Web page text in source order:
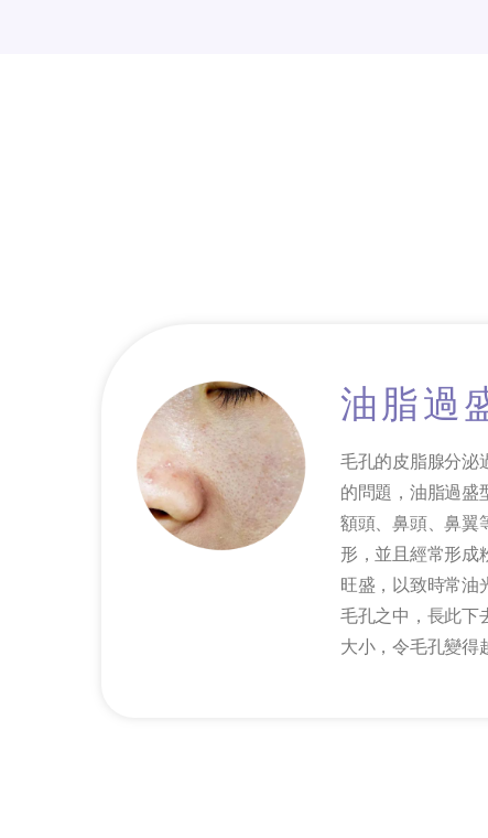
油脂過
毛孔的皮脂腺分泌
的問題，油脂過盛
額頭、鼻頭、鼻翼
形，並且經常形成
旺盛，以致時常油
毛孔之中，長此下
大小，令毛孔變得